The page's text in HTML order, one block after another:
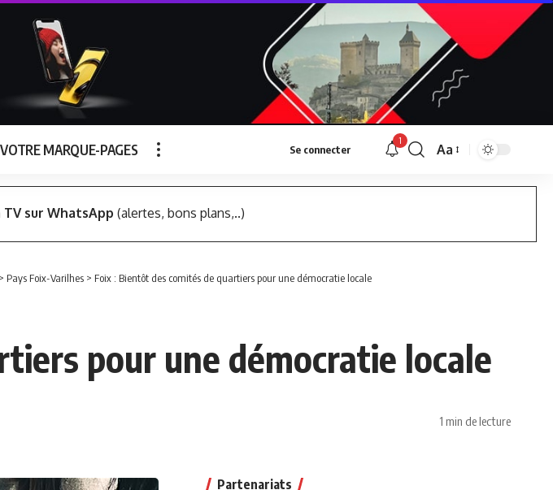
VOTRE MARQUE-PAGES Se connecter
1
Font
Aa
sur WhatsApp (alertes, bons plans,..)
> Pays Foix-Varilhes > Foix : Bientôt des comités de quartiers pour une démocratie locale
pour une démocratie locale
1 min de lecture
Partenariats